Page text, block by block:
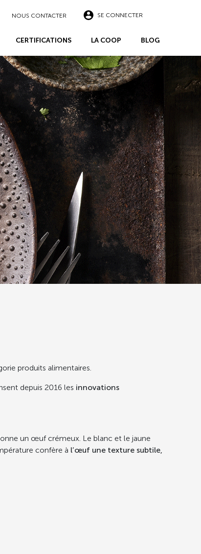
NOUS CONTACTER SE CONNECTER
CERTIFICATIONS LA COOP BLOG
produits alimentaires.
depuis 2016 les innovations
un œuf crémeux. Le blanc et le jaune
confère à l’œuf une texture subtile,